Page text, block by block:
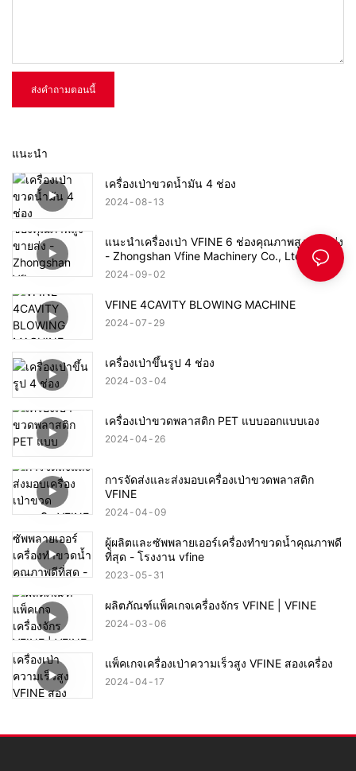
ส่งคำถามตอนนี้
แนะนำ
เครื่องเป่าขวดน้ำมัน 4 ช่อง
2024 08 13
แนะนำเครื่องเป่า VFINE 6 ช่องคุณภาพสูง ขายส่ง
- Zhongshan Vfine Machinery Co., Ltd
2024 09 02
VFINE 4CAVITY BLOWING MACHINE
2024 07 29
เครื่องเป่าขึ้นรูป 4 ช่อง
2024 03 04
เครื่องเป่าขวดพลาสติก PET แบบออกแบบเอง
2024 04 26
การจัดส่งและส่งมอบเครื่องเป่าขวดพลาสติก
VFINE
2024 04 09
ผู้ผลิตและซัพพลายเออร์เครื่องทำขวดน้ำคุณภาพดี
ที่สุด - โรงงาน vfine
2023 05 31
ผลิตภัณฑ์แพ็คเกจเครื่องจักร VFINE | VFINE
2024 03 06
แพ็คเกจเครื่องเป่าความเร็วสูง VFINE สองเครื่อง
2024 04 17